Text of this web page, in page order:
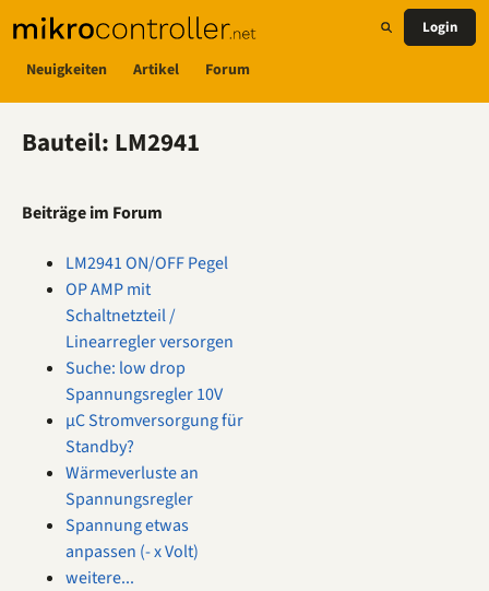
Neuigkeiten Artikel Forum
Login
Bauteil: LM2941
Beiträge im Forum
LM2941 ON/OFF Pegel
OP AMP mit
Schaltnetzteil /
Linearregler versorgen
Suche: low drop
Spannungsregler 10V
µC Stromversorgung für
Standby?
Wärmeverluste an
Spannungsregler
Spannung etwas
anpassen (- x Volt)
weitere...